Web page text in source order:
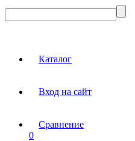
Каталог
Вход на сайт
Сравнение
0